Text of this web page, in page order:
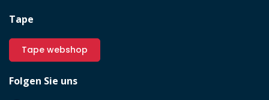
Tape
Tape webshop
Folgen Sie uns